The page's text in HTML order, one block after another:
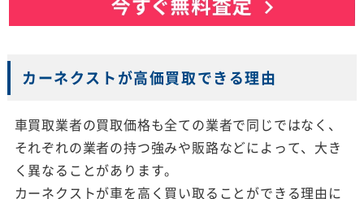
カーネクストが高価買取できる理由
車買取業者の買取価格も全ての業者で同じではなく、
それぞれの業者の持つ強みや販路などによって、大き
く異なることがあります。
カーネクストが車を高く買い取ることができる理由に